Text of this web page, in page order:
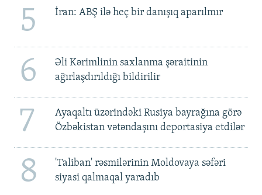
5 İran: ABŞ ilə heç bir danışıq aparılmır
6
Əli Kərimlinin saxlanma şəraitinin
ağırlaşdırıldığı bildirilir
7
Ayaqaltı üzərindəki Rusiya bayrağına görə
Özbəkistan vətəndaşını deportasiya etdilər
8
'Taliban' rəsmilərinin Moldovaya səfəri
siyasi qalmaqal yaradıb